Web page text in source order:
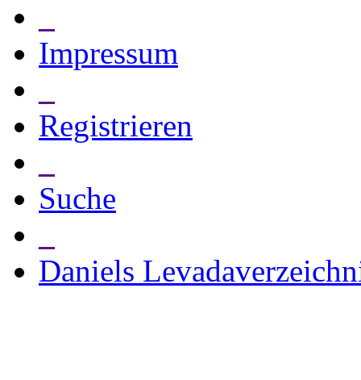
Impressum
Registrieren
Suche
Daniels